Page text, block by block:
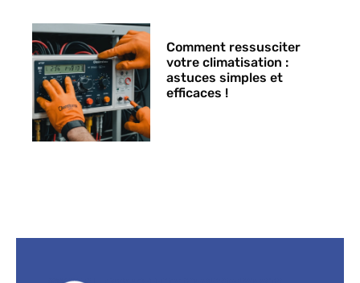
Comment ressusciter
votre climatisation :
astuces simples et
efficaces !